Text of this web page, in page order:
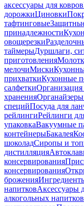
аксессуары для ковров
дорожкиЦиновки
тафтинговые
принадлежности
овощерезки
таймерыДуршлаги,
приготовления
мелочиМиски
прихваткиКухонные
салфетки
хранения
специйПосуда для
рейлингиРейлинги
упаковкаВакуумные
контейнерыБакалея
шоколадСиропы и
дистилляция
консервирования
консервирования
брожения
напитковАксессуары
алкогольных напитков